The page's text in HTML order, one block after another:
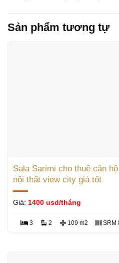
Sản phẩm tương tự
Sala Sarimi cho thuê căn
nội thất view city giá tốt
Giá: 1400 usd/tháng
3 2 109 m2 SRM